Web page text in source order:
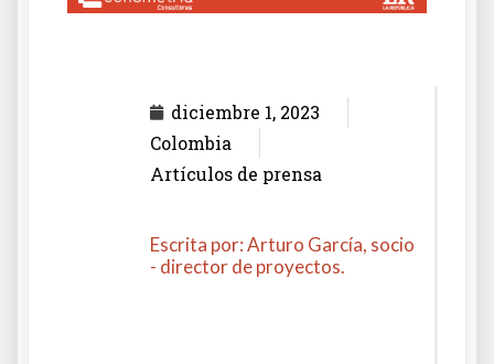
diciembre 1, 2023
Colombia
Artículos de prensa
Escrita por: Arturo García, socio
- director de proyectos.